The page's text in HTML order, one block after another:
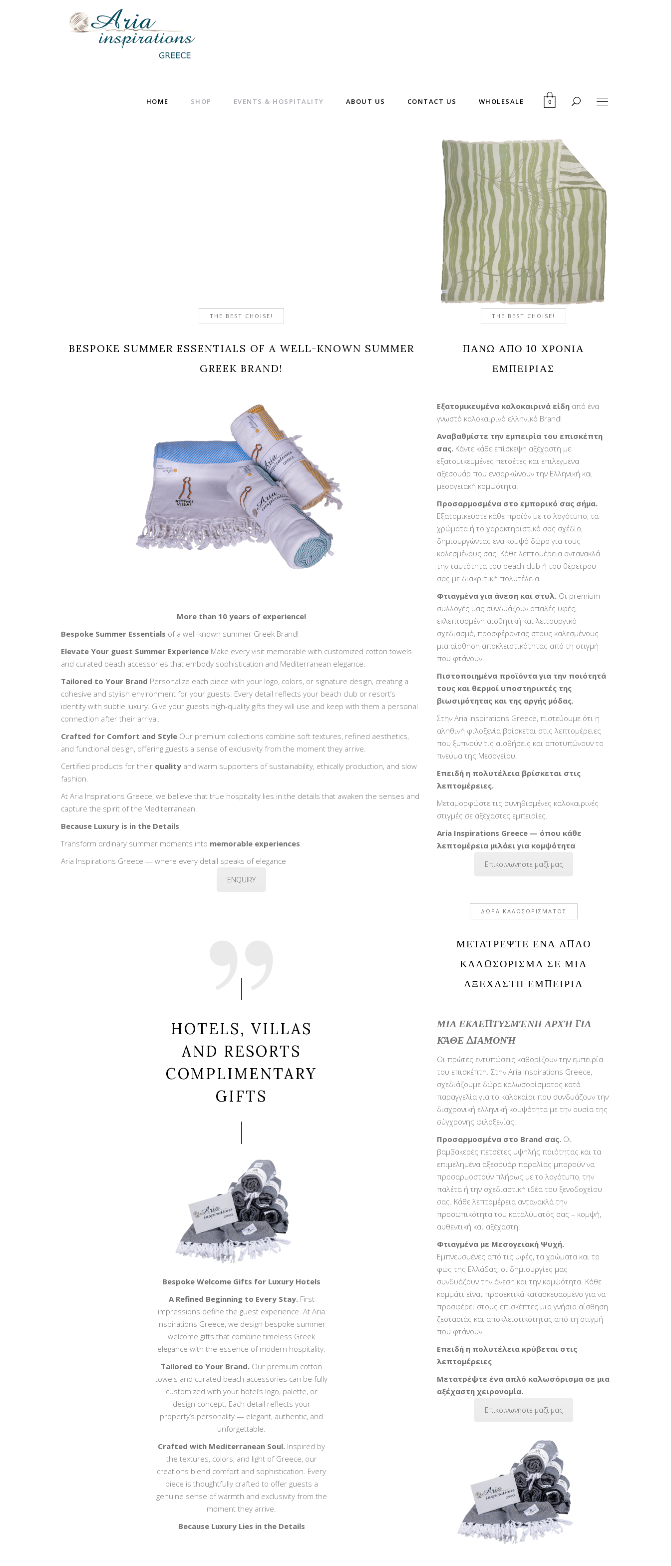
HOME SHOP EVENTS & HOSPITALITY ABOUT US CONTACT US WHOLESALE 0
THE BEST CHOISE!
BESPOKE SUMMER ESSENTIALS OF A WELL-KNOWN SUMMER
GREEK BRAND!
More than 10 years of experience!
Bespoke Summer Essentials of a well-known summer Greek Brand!
Elevate Your guest Summer Experience Make every visit memorable with customized cotton towels
and curated beach accessories that embody sophistication and Mediterranean elegance.
Tailored to Your Brand Personalize each piece with your logo, colors, or signature design, creating a
cohesive and stylish environment for your guests. Every detail reflects your beach club or resort’s
identity with subtle luxury. Give your guests high-quality gifts they will use and keep with them a personal
connection after their arrival.
Crafted for Comfort and Style Our premium collections combine soft textures, refined aesthetics,
and functional design, offering guests a sense of exclusivity from the moment they arrive.
Certified products for their quality and warm supporters of sustainability, ethically production, and slow
fashion.
At Aria Inspirations Greece, we believe that true hospitality lies in the details that awaken the senses and
capture the spirit of the Mediterranean.
Because Luxury is in the Details
Transform ordinary summer moments into memorable experiences.
Aria Inspirations Greece — where every detail speaks of elegance
ENQUIRY
THE BEST CHOISE!
ΠΑΝΩ ΑΠΟ 10 ΧΡΟΝΙΑ
ΕΜΠΕΙΡΙΑΣ
Εξατομικευμένα καλοκαιρινά είδη από ένα
γνωστό καλοκαιρινό ελληνικό Brand!
Αναβαθμίστε την εμπειρία του επισκέπτη
σας. Κάντε κάθε επίσκεψη αξέχαστη με
εξατομικευμένες πετσέτες και επιλεγμένα
αξεσουάρ που ενσαρκώνουν την Ελληνική και
μεσογειακή κομψότητα.
Προσαρμοσμένα στο εμπορικό σας σήμα.
Εξατομικεύστε κάθε προϊόν με το λογότυπο, τα
χρώματα ή το χαρακτηριστικό σας σχέδιο,
δημιουργώντας ένα κομψό δώρο για τους
καλεσμένους σας. Κάθε λεπτομέρεια αντανακλά
την ταυτότητα του beach club ή του θέρετρου
σας με διακριτική πολυτέλεια.
Φτιαγμένα για άνεση και στυλ. Οι premium
συλλογές μας συνδυάζουν απαλές υφές,
εκλεπτυσμένη αισθητική και λειτουργικό
σχεδιασμό, προσφέροντας στους καλεσμένους
μια αίσθηση αποκλειστικότητας από τη στιγμή
που φτάνουν.
Πιστοποιημένα προϊόντα για την ποιότητά
τους και θερμοί υποστηρικτές της
βιωσιμότητας και της αργής μόδας.
Στην Aria Inspirations Greece, πιστεύουμε ότι η
αληθινή φιλοξενία βρίσκεται στις λεπτομέρειες
που ξυπνούν τις αισθήσεις και αποτυπώνουν το
πνεύμα της Μεσογείου.
Επειδή η πολυτέλεια βρίσκεται στις
λεπτομέρειες.
Μεταμορφώστε τις συνηθισμένες καλοκαιρινές
στιγμές σε αξέχαστες εμπειρίες.
Aria Inspirations Greece — όπου κάθε
λεπτομέρεια μιλάει για κομψότητα
Επικοινωνήστε μαζί μας
HOTELS, VILLAS
AND RESORTS
COMPLIMENTARY
GIFTS
Bespoke Welcome Gifts for Luxury Hotels
A Refined Beginning to Every Stay.First
impressions define the guest experience. At Aria
Inspirations Greece, we design bespoke summer
welcome gifts that combine timeless Greek
elegance with the essence of modern hospitality.
Tailored to Your Brand. Our premium cotton
towels and curated beach accessories can be fully
customized with your hotel’s logo, palette, or
design concept. Each detail reflects your
property’s personality — elegant, authentic, and
unforgettable.
Crafted with Mediterranean Soul. Inspired by
the textures, colors, and light of Greece, our
creations blend comfort and sophistication. Every
piece is thoughtfully crafted to offer guests a
genuine sense of warmth and exclusivity from the
moment they arrive.
Because Luxury Lies in the Details
ΔΩΡΑ ΚΑΛΩΣΟΡΙΣΜΑΤΟΣ
ΜΕΤΑΤΡΕΨΤΕ ΕΝΑ ΑΠΛΟ
ΚΑΛΩΣΟΡΙΣΜΑ ΣΕ ΜΙΑ
ΑΞΕΧΑΣΤΗ ΕΜΠΕΙΡΙΑ
ΜΙΑ ΕΚΛΕΠΤΥΣΜΈΝΗ ΑΡΧΉ ΓΙΑ
ΚΆΘΕ ΔΙΑΜΟΝΉ
Οι πρώτες εντυπώσεις καθορίζουν την εμπειρία
του επισκέπτη. Στην Aria Inspirations Greece,
σχεδιάζουμε δώρα καλωσορίσματος κατά
παραγγελία για το καλοκαίρι που συνδυάζουν την
διαχρονική ελληνική κομψότητα με την ουσία της
σύγχρονης φιλοξενίας.
Προσαρμοσμένα στο Brand σας. Οι
βαμβακερές πετσέτες υψηλής ποιότητας και τα
επιμελημένα αξεσουάρ παραλίας μπορούν να
προσαρμοστούν πλήρως με το λογότυπο, την
παλέτα ή την σχεδιαστική ιδέα του ξενοδοχείου
σας. Κάθε λεπτομέρεια αντανακλά την
προσωπικότητα του καταλύματός σας – κομψή,
αυθεντική και αξέχαστη.
Φτιαγμένα με Μεσογειακή Ψυχή.
Εμπνευσμένες από τις υφές, τα χρώματα και το
φως της Ελλάδας, οι δημιουργίες μας
συνδυάζουν την άνεση και την κομψότητα. Κάθε
κομμάτι είναι προσεκτικά κατασκευασμένο για να
προσφέρει στους επισκέπτες μια γνήσια αίσθηση
ζεστασιάς και αποκλειστικότητας από τη στιγμή
που φτάνουν.
Επειδή η πολυτέλεια κρύβεται στις
λεπτομέρειες
Μετατρέψτε ένα απλό καλωσόρισμα σε μια
αξέχαστη χειρονομία.
Επικοινωνήστε μαζί μας